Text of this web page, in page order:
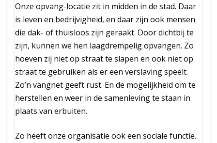
Onze opvang-locatie zit in midden in de stad. Daar
is leven en bedrijvigheid, en daar zijn ook mensen
die dak- of thuisloos zijn geraakt. Door dichtbij te
zijn, kunnen we hen laagdrempelig opvangen. Zo
hoeven zij niet op straat te slapen en ook niet op
straat te gebruiken als er een verslaving speelt.
Zo’n vangnet geeft rust. En de mogelijkheid om te
herstellen en weer in de samenleving te staan in
plaats van erbuiten.
Zo heeft onze organisatie ook een sociale functie.